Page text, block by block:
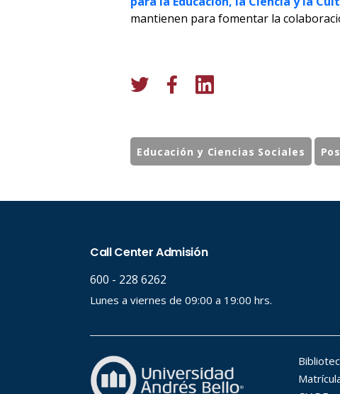
mantienen para fomentar la
Educación y Ciencias Sociales